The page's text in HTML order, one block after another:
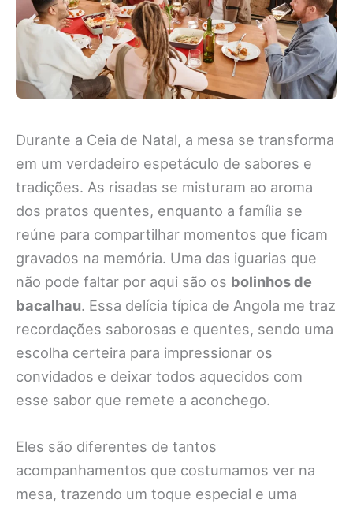
Durante a Ceia de Natal, a mesa se transforma
em um verdadeiro espetáculo de sabores e
tradições. As risadas se misturam ao aroma
dos pratos quentes, enquanto a família se
reúne para compartilhar momentos que ficam
gravados na memória. Uma das iguarias que
não pode faltar por aqui são os bolinhos de
bacalhau. Essa delícia típica de Angola me traz
recordações saborosas e quentes, sendo uma
escolha certeira para impressionar os
convidados e deixar todos aquecidos com
esse sabor que remete a aconchego.
Eles são diferentes de tantos
acompanhamentos que costumamos ver na
mesa, trazendo um toque especial e uma